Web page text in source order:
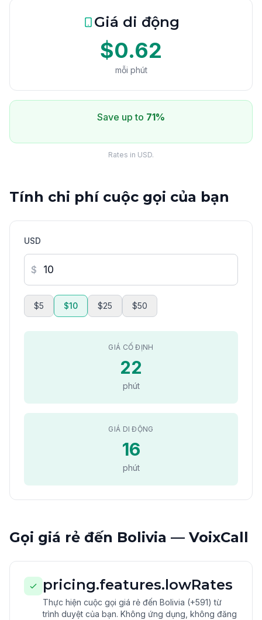
Giá di động
$0.62
mỗi phút
Save up to 71%
Rates in USD.
Tính chi phí cuộc gọi của bạn
USD
$
$5 $10 $25 $50
GIÁ CỐ ĐỊNH
22
phút
GIÁ DI ĐỘNG
16
phút
Gọi giá rẻ đến Bolivia — VoixCall
pricing.features.lowRates
Thực hiện cuộc gọi giá rẻ đến Bolivia (+591) từ
trình duyệt của bạn. Không ứng dụng, không đăng